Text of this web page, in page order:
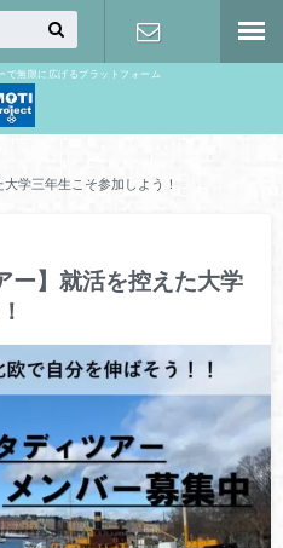
で無限に広げるプラットフォーム
学三年生こそ参加しよう！
ー】就活を控えた大学